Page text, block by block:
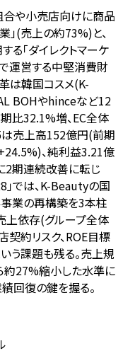
合や小売店向けに商品
」(売上の約73%)と、
る「ダイレクトマーケ
運営する中堅消費財
は韓国コスメ(K-
BOHやhinceなど12
比32.1%増、EC全体
は売上高152億円(前期
、純利益3.21億
2期連続改善に転じ
」では、K-Beautyの国
業の再構築を3本柱
上依存(グループ全体
契約リスク、ROE目標
う課題も残る。売上規
27%縮小した水準に
回復の鍵を握る。